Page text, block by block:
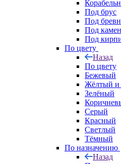
Под брус
Под
Под
Под
По цвету
Назад
По цвету
Бежевый
Жёлтый и
Зелёный
Серый
Красный
Светлый
Тёмный
По назначению
Назад